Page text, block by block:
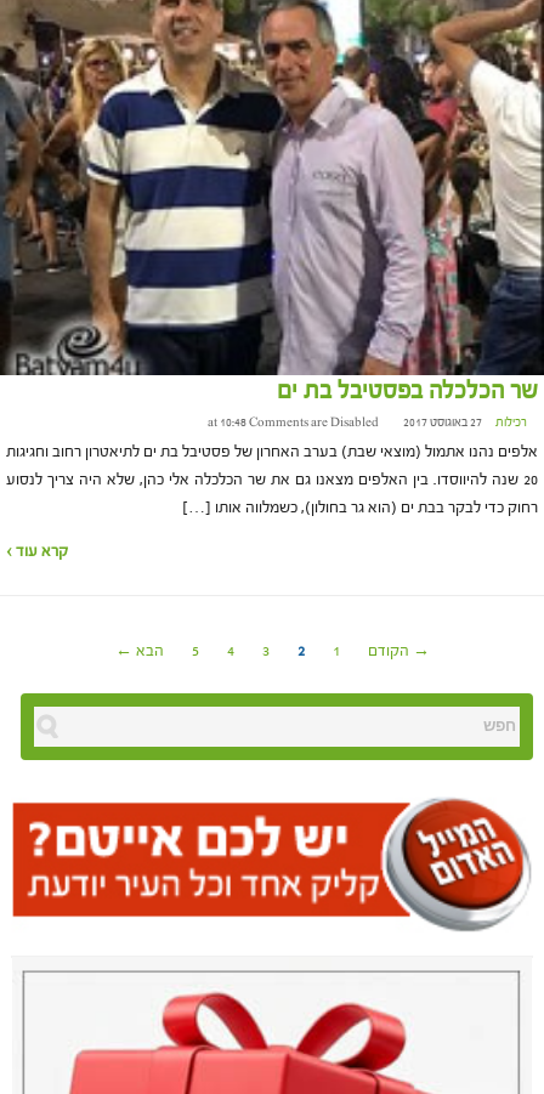
שר הכלכלה בפסטיבל בת ים
רכילות 27 באוגוסט 2017 at 10:48 Comments are Disabled
אלפים נהנו אתמול (מוצאי שבת) בערב האחרון של פסטיבל בת ים לתיאטרון רחוב וחגיגות
20 שנה להיווסדו. בין האלפים מצאנו גם את שר הכלכלה אלי כהן, שלא היה צריך לנסוע
רחוק כדי לבקר בבת ים (הוא גר בחולון), כשמלווה אותו […]
קרא עוד ›
→ הקודם 1
2
3
4
5 הבא ←